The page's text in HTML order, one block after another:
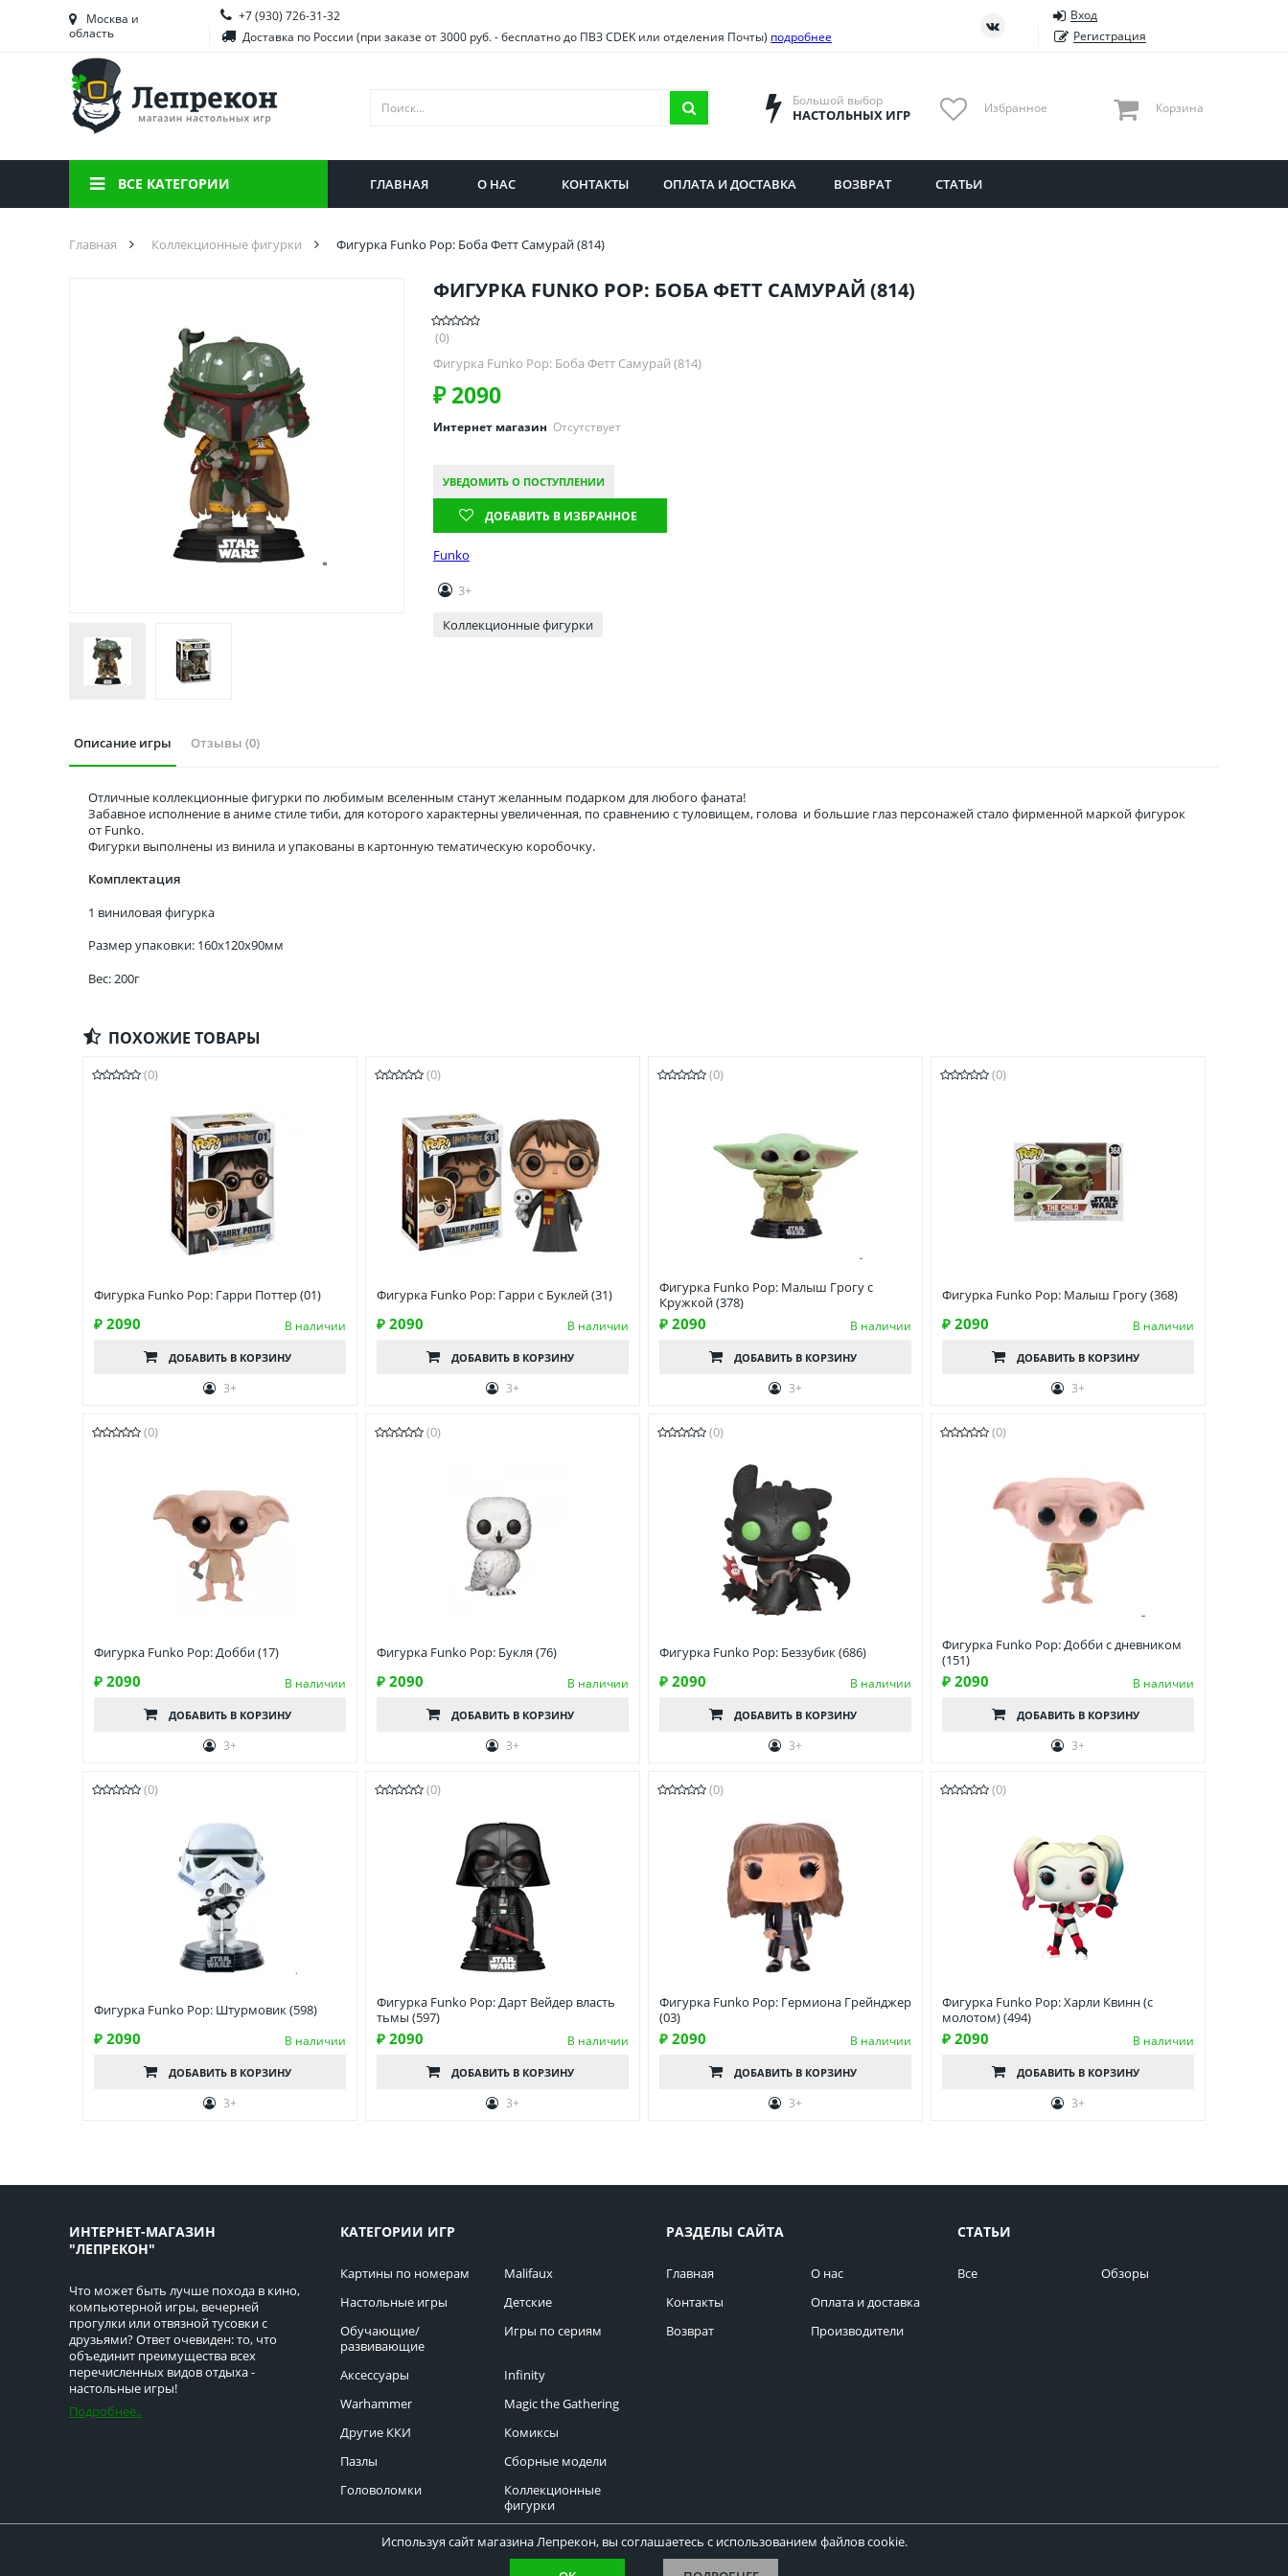
Башкортостан
Брянская область
Вологодская область
Воронежская область
Иркутская область
Саратовская область
Тюменская область
Ульяновская область
Москва и
область
+7 (930) 726-31-32
Доставка по России (при заказе от 3000 руб. - бесплатно до ПВЗ CDEK или отделения Почты) подробнее
Вход
Регистрация
Большой выбор
НАСТОЛЬНЫХ ИГР Избранное Корзина
ВСЕ КАТЕГОРИИ ГЛАВНАЯ О НАС КОНТАКТЫ ОПЛАТА И ДОСТАВКА ВОЗВРАТ СТАТЬИ
Главная Коллекционные фигурки Фигурка Funko Pop: Боба Фетт Самурай (814)
ФИГУРКА FUNKO POP: БОБА ФЕТТ САМУРАЙ (814)
(0)
Фигурка Funko Pop: Боба Фетт Самурай (814)
₽ 2090
Интернет магазин Отсутствует
УВЕДОМИТЬ О ПОСТУПЛЕНИИ
ДОБАВИТЬ В ИЗБРАННОЕ
Funko
3+
Коллекционные фигурки
Описание игры Отзывы (0)
Отличные коллекционные фигурки по любимым вселенным станут желанным подарком для любого фаната!
Забавное исполнение в аниме стиле тиби, для которого характерны увеличенная, по сравнению с туловищем, голова и большие глаз персонажей стало фирменной маркой фигурок
от Funko.
Фигурки выполнены из винила и упакованы в картонную тематическую коробочку.
Комплектация
1 виниловая фигурка
Размер упаковки: 160x120x90мм
Вес: 200г
ПОХОЖИЕ ТОВАРЫ
(0)
Фигурка Funko Pop: Гарри Поттер (01)
₽ 2090 В наличии
ДОБАВИТЬ В КОРЗИНУ
3+
(0)
Фигурка Funko Pop: Гарри с Буклей (31)
₽ 2090 В наличии
ДОБАВИТЬ В КОРЗИНУ
3+
(0)
Фигурка Funko Pop: Малыш Грогу с
Кружкой (378)
₽ 2090 В наличии
ДОБАВИТЬ В КОРЗИНУ
3+
(0)
Фигурка Funko Pop: Малыш Грогу (368)
₽ 2090 В наличии
ДОБАВИТЬ В КОРЗИНУ
3+
(0)
Фигурка Funko Pop: Добби (17)
₽ 2090 В наличии
ДОБАВИТЬ В КОРЗИНУ
3+
(0)
Фигурка Funko Pop: Букля (76)
₽ 2090 В наличии
ДОБАВИТЬ В КОРЗИНУ
3+
(0)
Фигурка Funko Pop: Беззубик (686)
₽ 2090 В наличии
ДОБАВИТЬ В КОРЗИНУ
3+
(0)
Фигурка Funko Pop: Добби с дневником
(151)
₽ 2090 В наличии
ДОБАВИТЬ В КОРЗИНУ
3+
(0)
Фигурка Funko Pop: Штурмовик (598)
₽ 2090 В наличии
ДОБАВИТЬ В КОРЗИНУ
3+
(0)
Фигурка Funko Pop: Дарт Вейдер власть
тьмы (597)
₽ 2090 В наличии
ДОБАВИТЬ В КОРЗИНУ
3+
(0)
Фигурка Funko Pop: Гермиона Грейнджер
(03)
₽ 2090 В наличии
ДОБАВИТЬ В КОРЗИНУ
3+
(0)
Фигурка Funko Pop: Харли Квинн (с
молотом) (494)
₽ 2090 В наличии
ДОБАВИТЬ В КОРЗИНУ
3+
ИНТЕРНЕТ-МАГАЗИН
"ЛЕПРЕКОН"
Что может быть лучше похода в кино,
компьютерной игры, вечерней
прогулки или отвязной тусовки с
друзьями? Ответ очевиден: то, что
объединит преимущества всех
перечисленных видов отдыха -
настольные игры!
Подробнее..
КАТЕГОРИИ ИГР
Картины по номерам
Malifaux
Настольные игры
Детские
Обучающие/
развивающие
Игры по сериям
Аксессуары
Infinity
Warhammer
Magic the Gathering
Другие ККИ
Комиксы
Пазлы
Сборные модели
Головоломки
Коллекционные
фигурки
РАЗДЕЛЫ САЙТА
Главная
О нас
Контакты
Оплата и доставка
Возврат
Производители
СТАТЬИ
Все Обзоры
Используя сайт магазина Лепрекон, вы соглашаетесь с использованием файлов cookie.